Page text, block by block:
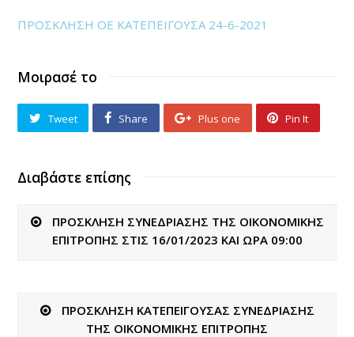
ΠΡΟΣΚΛΗΣΗ ΟΕ ΚΑΤΕΠΕΙΓΟΥΣΑ 24-6-2021
Μοιρασέ το
Tweet Share Plus one Pin It
Διαβάστε επίσης
ΠΡΟΣΚΛΗΣΗ ΣΥΝΕΔΡΙΑΣΗΣ ΤΗΣ ΟΙΚΟΝΟΜΙΚΗΣ
ΕΠΙΤΡΟΠΗΣ ΣΤΙΣ 16/01/2023 ΚΑΙ ΩΡΑ 09:00
ΠΡΟΣΚΛΗΣΗ ΚΑΤΕΠΕΙΓΟΥΣΑΣ ΣΥΝΕΔΡΙΑΣΗΣ
ΤΗΣ ΟΙΚΟΝΟΜΙΚΗΣ ΕΠΙΤΡΟΠΗΣ